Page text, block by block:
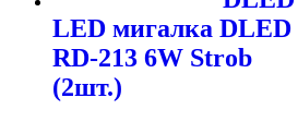
LED мигалка DLED
RD-213 6W Strob
(2шт.)